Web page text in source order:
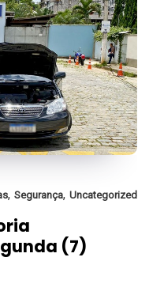
, Segurança, Uncategorized
(7)